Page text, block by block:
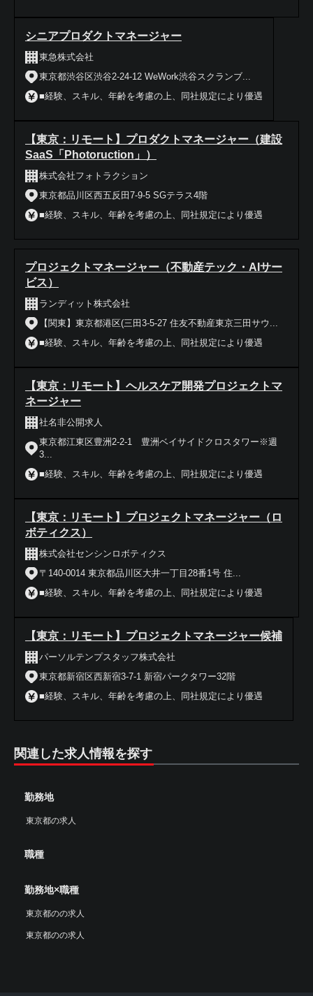
シニアプロダクトマネージャー
東急株式会社
東京都渋谷区渋谷2-24-12 WeWork渋谷スクランブ...
■経験、スキル、年齢を考慮の上、同社規定により優遇
【東京：リモート】プロダクトマネージャー（建設
SaaS「Photoruction」）
株式会社フォトラクション
東京都品川区西五反田7-9-5 SGテラス4階
■経験、スキル、年齢を考慮の上、同社規定により優遇
プロジェクトマネージャー（不動産テック・AIサー
ビス）
ランディット株式会社
【関東】東京都港区(三田3-5-27 住友不動産東京三田サウ...
■経験、スキル、年齢を考慮の上、同社規定により優遇
【東京：リモート】ヘルスケア開発プロジェクトマ
ネージャー
社名非公開求人
東京都江東区豊洲2-2-1 豊洲ベイサイドクロスタワー※週
3...
■経験、スキル、年齢を考慮の上、同社規定により優遇
【東京：リモート】プロジェクトマネージャー（ロ
ボティクス）
株式会社センシンロボティクス
〒140-0014 東京都品川区大井一丁目28番1号 住...
■経験、スキル、年齢を考慮の上、同社規定により優遇
【東京：リモート】プロジェクトマネージャー候補
パーソルテンプスタッフ株式会社
東京都新宿区西新宿3-7-1 新宿パークタワー32階
■経験、スキル、年齢を考慮の上、同社規定により優遇
関連した求人情報を探す
勤務地
東京都の求人
職種
勤務地×職種
東京都のの求人
東京都のの求人